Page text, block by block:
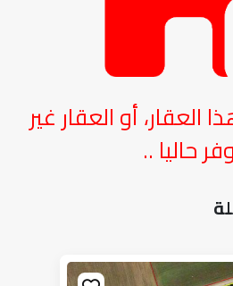
العقار، أو العقار غير
حاليا ..